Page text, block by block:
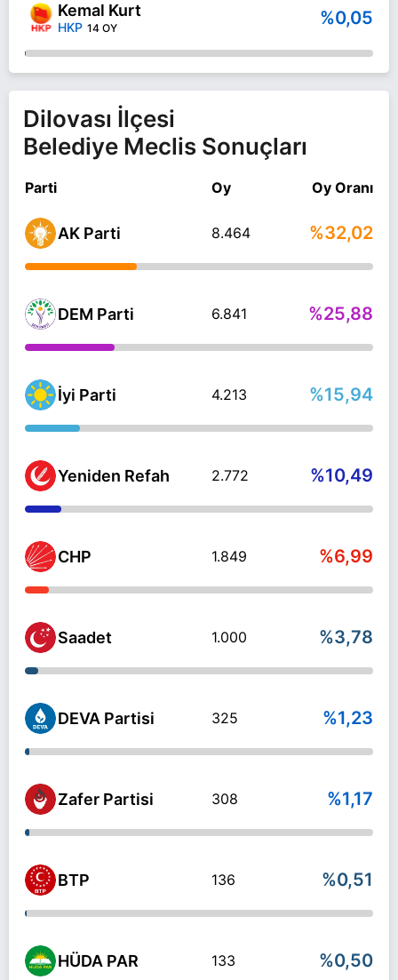
Kemal Kurt
HKP 14 OY %0,05
Dilovası İlçesi
Belediye Meclis Sonuçları
Parti Oy Oy Oranı
AK Parti 8.464 %32,02
DEM Parti 6.841 %25,88
İyi Parti 4.213 %15,94
Yeniden Refah 2.772 %10,49
CHP 1.849 %6,99
Saadet 1.000 %3,78
DEVA Partisi 325 %1,23
Zafer Partisi 308 %1,17
BTP 136 %0,51
HÜDA PAR 133 %0,50